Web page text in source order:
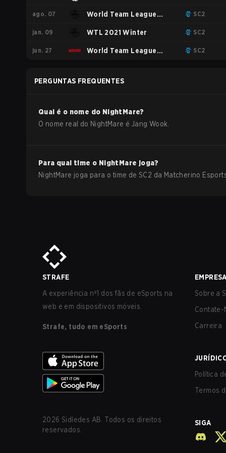
2022 Winter
ago. 07 World Team League
2022 Summer
SC2
jan. 09 WTL 2021 Winter SC2
jun. 27 World Team League SC2
PERGUNTAS FREQUENTES
Qual é o nome do NightMare?
O nome real do NightMare é Jang Wook
Para qual time o NightMare joga?
NightMare joga para o time deSC2 da Matcherino
STRAFE
A experiência nº1 dos fãs de eSports na
web e em dispositivos móveis.
Strafe, tudo em eSports
2026 Sidledes AB. Todos os direitos
reservados.
EMPRESA
Sobre a
Contate-
Carreira
Política
Termos
SIGA